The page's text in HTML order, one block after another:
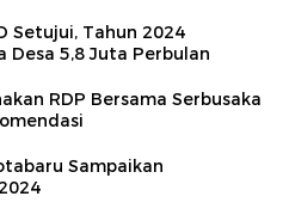
Setujui, Tahun 2024
Desa 5,8 Juta Perbulan
RDP Bersama Serbusaka
Sampaikan